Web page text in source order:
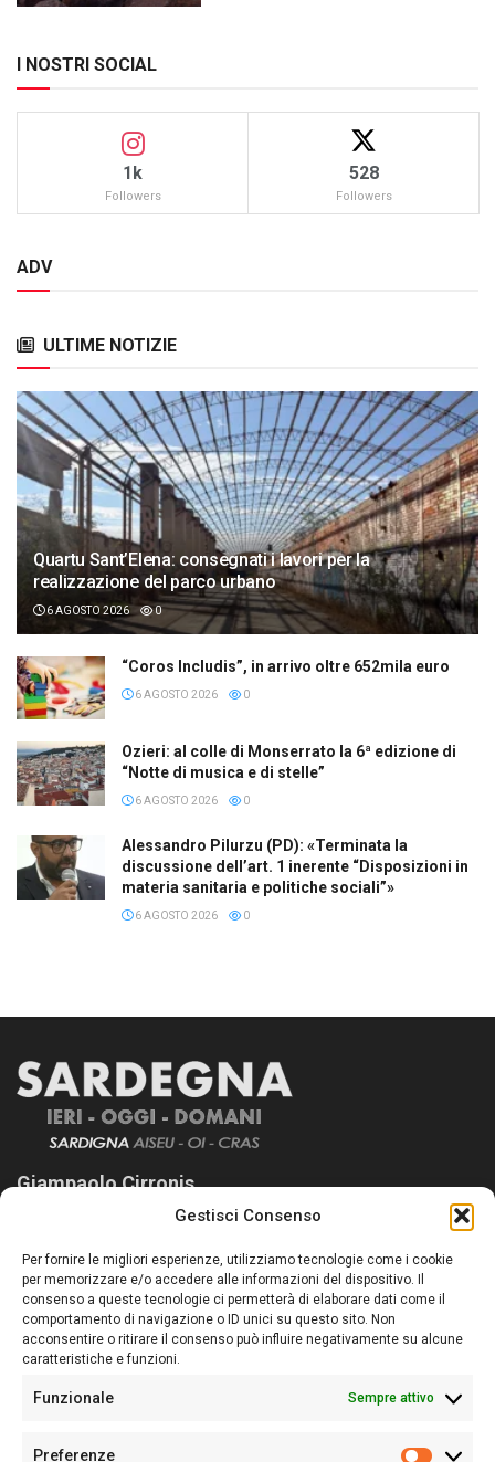
Gestisci Consenso
Per fornire le migliori esperienze, utilizziamo tecnologie come i cookie
per memorizzare e/o accedere alle informazioni del dispositivo. Il
consenso a queste tecnologie ci permetterà di elaborare dati come il
comportamento di navigazione o ID unici su questo sito. Non
acconsentire o ritirare il consenso può influire negativamente su alcune
caratteristiche e funzioni.
Funzionale Sempre attivo
Preferenze
I NOSTRI SOCIAL
1k
Followers
528
Followers
ADV
ULTIME NOTIZIE
Quartu Sant’Elena: consegnati i lavori per la
realizzazione del parco urbano
6 AGOSTO 2026 0
“Coros Includis”, in arrivo oltre 652mila euro
6 AGOSTO 2026 0
Ozieri: al colle di Monserrato la 6ª edizione di
“Notte di musica e di stelle”
6 AGOSTO 2026 0
Alessandro Pilurzu (PD): «Terminata la
discussione dell’art. 1 inerente “Disposizioni in
materia sanitaria e politiche sociali”»
6 AGOSTO 2026 0
Giampaolo Cirronis
Sardegna Ieri-Oggi-Domani nasce per informare “liberamente” i
lettori su quanto accade in Sardegna, con un occhio rivolto al
nostro passato e, soprattutto, al nostro futuro
Follow Us
Sede:Via Cristoforo Colombo 09013 Carbonia